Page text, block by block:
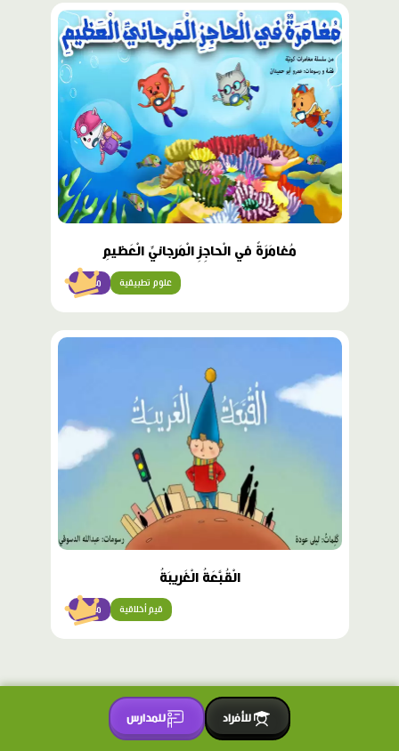
محتوى
مميّز
مُغامَرَةٌ في الْحاجِزِ الْمَرجانيِّ الْعَظيمِ
متقدّم علوم تطبيقية
محتوى
الْقُبَّعَةُ الْغَريبَةُ
متقدّم قيم أخلاقية
للأفراد للمدارس